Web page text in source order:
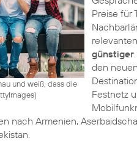
und weiß, dass die
)
Preise für
günstiger
den
Festnetz
nach Armenien,